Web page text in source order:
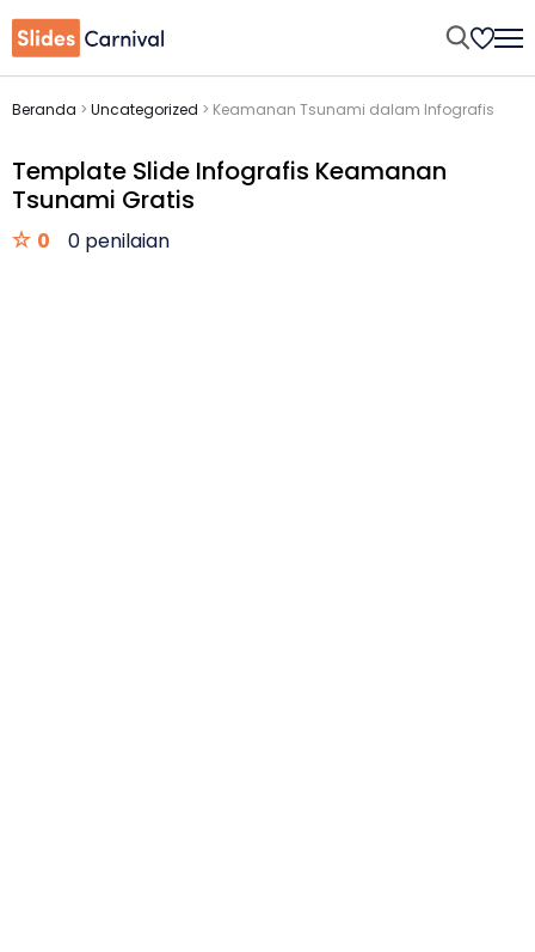
Beranda > Uncategorized > Keamanan Tsunami dalam Infografis
Template Slide Infografis Keamanan
Tsunami Gratis
0 0 penilaian